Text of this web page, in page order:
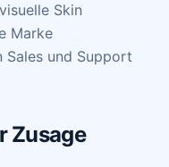
Skin
Marke
und Support
Zusage